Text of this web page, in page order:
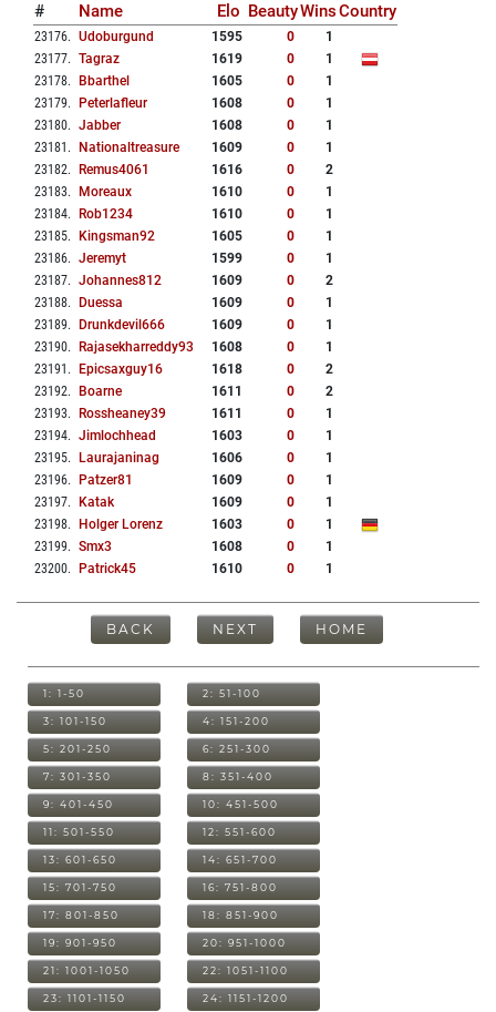
# Name Elo BeautyWinsCountry
23176. Udoburgund 1595 0
1
23177. Tagraz 1619 0
1
23178. Bbarthel 1605 0
1
23179. Peterlafleur 1608 0
1
23180. Jabber 1608 0
1
23181 . Nationaltreasure 1609 0
1
23182. Remus4061 1616 0
2
23183. Moreaux 1610 0
1
23184. Rob1234 1610 0
1
23185. Kingsman92 1605 0
1
23186. Jeremyt 1599 0
1
23187. Johannes812 1609 0
2
23188. Duessa 1609 0
1
23189. Drunkdevil666 1609 0
1
23190. Rajasekharreddy93 1608 0
1
23191 . Epicsaxguy16 1618 0
2
23192. Boarne 1611 0
2
23193. Rossheaney39 1611 0
1
23194. Jimlochhead 1603 0
1
23195. Laurajaninag 1606 0
1
23196. Patzer81 1609 0
1
23197. Katak 1609 0
1
23198. Holger Lorenz 1603 0
1
23199. Smx3 1608 0
1
23200. Patrick45 1610 0 1
BACK NEXT HOME
1: 1-50 2: 51-100
3: 101-150 4: 151-200
5: 201-250 6: 251-300
7: 301-350 8: 351-400
9: 401-450 10: 451-500
11: 501-550 12: 551-600
13: 601-650 14: 651-700
15: 701-750 16: 751-800
17: 801-850 18: 851-900
19: 901-950 20: 951-1000
21: 1001-1050 22: 1051-1100
23: 1101-1150 24: 1151-1200